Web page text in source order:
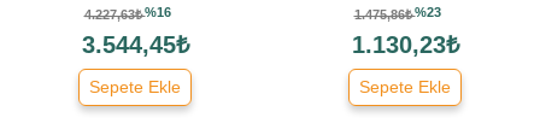
4.227,63₺%16
3.544,45₺
Sepete Ekle
1.475,86₺%23
1.130,23₺
Sepete Ekle